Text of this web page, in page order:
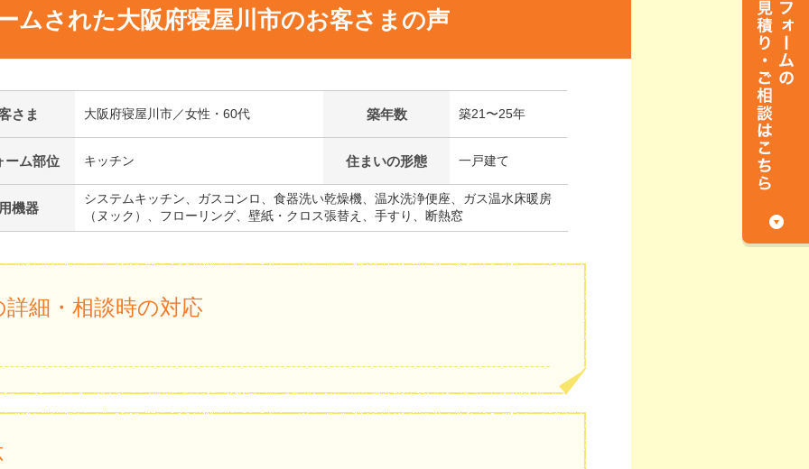
ムされた大阪府寝屋川市のお客さまの声
さま 大阪府寝屋川市／女性・60代
ーム部位 キッチン
築年数 築21〜25年
住まいの形態 一戸建て
機器
システムキッチン、ガスコンロ、食器洗い乾燥機、温水洗浄便座、ガス温水床暖房
（ヌック）、フローリング、壁紙・クロス張替え、手すり、断熱窓
細・相談時の対応